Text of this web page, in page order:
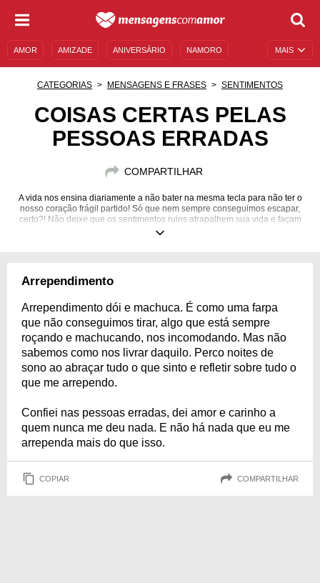
MAIS
AMOR AMIZADE ANIVERSÁRIO NAMORO
MENSAGENS E FRASES MENSAGENS DE ANIVERSÁRIO
CATEGORIAS MENSAGENS E FRASES SENTIMENTOS
COISAS CERTAS PELAS
PESSOAS ERRADAS
COMPARTILHAR
A vida nos ensina diariamente a não bater na mesma tecla para não ter o
nosso coração frágil partido! Só que nem sempre conseguimos escapar,
certo?! Não deixe que os sentimentos ruins atrapalhem sua vida e façam
você perder os bons momentos.
Arrependimento
Arrependimento dói e machuca. É como uma farpa
que não conseguimos tirar, algo que está sempre
roçando e machucando, nos incomodando. Mas não
sabemos como nos livrar daquilo. Perco noites de
sono ao abraçar tudo o que sinto e refletir sobre tudo o
que me arrependo.
Confiei nas pessoas erradas, dei amor e carinho a
quem nunca me deu nada. E não há nada que eu me
arrependa mais do que isso.
COPIAR COMPARTILHAR